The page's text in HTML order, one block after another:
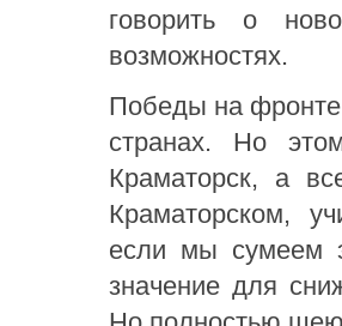
говорить о
возможностях.
Победы на фронте
странах. Но
Краматорск, а
Краматорском,
если мы сумеем
значение для